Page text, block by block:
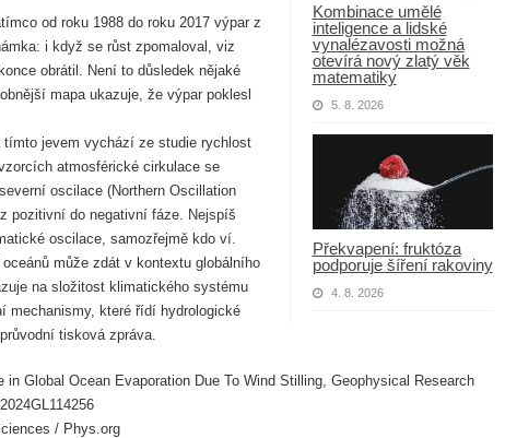
Kombinace umělé
inteligence a lidské
vynalézavosti možná
otevírá nový zlatý věk
matematiky
5. 8. 2026
Překvapení: fruktóza
podporuje šíření rakoviny
4. 8. 2026
od roku 1988 do roku 2017 výpar z
i když se růst zpomaloval, viz
obrátil. Není to důsledek nějaké
mapa ukazuje, že výpar poklesl
jevem vychází ze studie rychlost
atmosférické cirkulace se
oscilace (Northern Oscillation
pozitivní do negativní fáze. Nejspíš
oscilace, samozřejmě kdo ví.
může zdát v kontextu globálního
na složitost klimatického systému
mechanismy, které řídí hydrologické
tisková zpráva.
in Global Ocean Evaporation Due To Wind Stilling, Geophysical Research
/ Phys.org